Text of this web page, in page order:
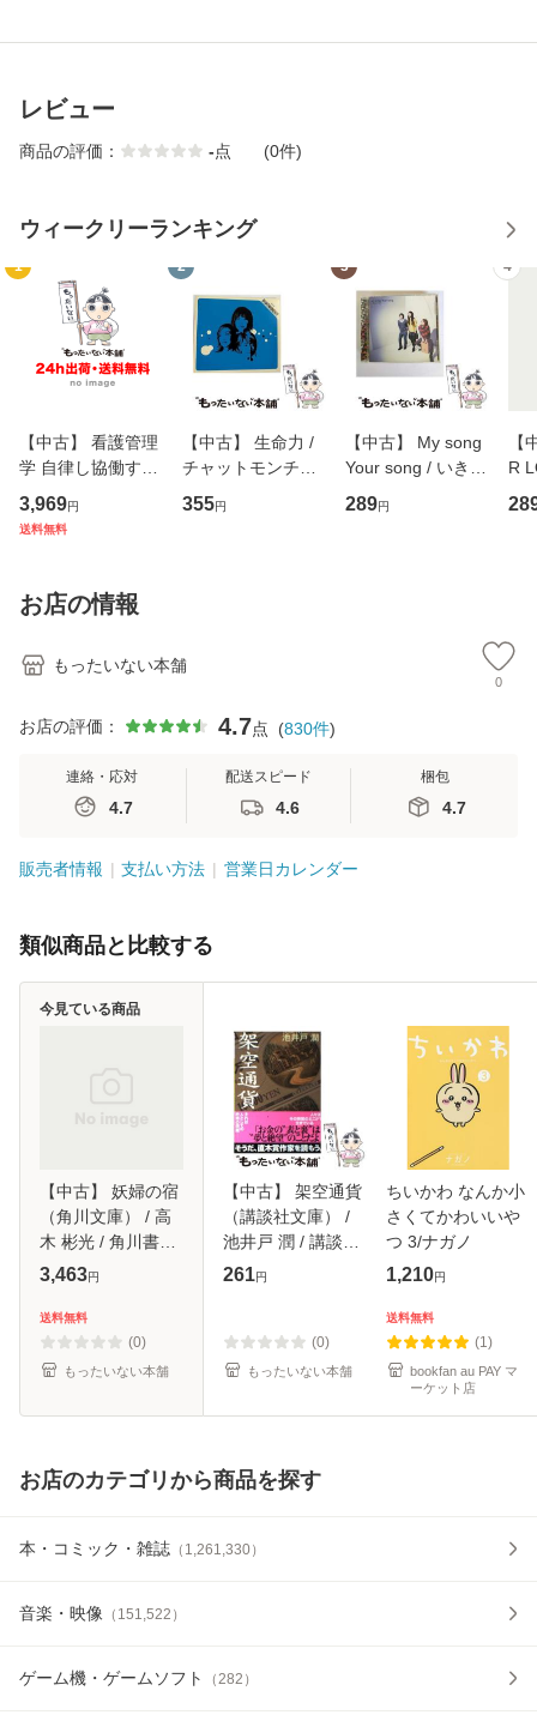
レビュー
商品の評価： -点 (0件)
ウィークリーランキング
1
【中古】 看護管理
学 自律し協働する
専門職の看護マネ
ジメントスキル 改
恵 藤本幸三 / 南江
堂 [単行
3,969円
送料無料
2
【中古】 生命力 /
チャットモンチー /
キューンレコード
[CD]【メール便送
355円
3
【中古】 My song
Your song / いきも
のがかり / [CD]
【メール便送料無
289円
4
【
R
産
お店の情報
もったいない本舗
0
お店の評価： 4.7点 (830件)
連絡・応対
4.7
配送スピード
4.6
梱包
4.7
販売者情報 支払い方法 営業日カレンダー
類似商品と比較する
【中古】 妖婦の宿
（角川文庫） / 高
木 彬光 / 角川書店
[文庫]【メール便送
3,463円
送料無料
(0)
もったいない本舗
今見ている商品
【中古】 架空通貨
（講談社文庫） /
池井戸 潤 / 講談社
[文庫]【メール便送
261円
(0)
もったいない本舗
ちいかわ なんか小
さくてかわいいや
つ 3/ナガノ
1,210円
送料無料
(1)
bookfan au PAY マ
ーケット店
お店のカテゴリから商品を探す
本・コミック・雑誌 （ 1,261,330）
音楽・映像 （ 151,522 ）
ゲーム機・ゲームソフト （282 ）